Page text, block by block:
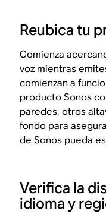
Reubica tu
Comienza
voz mientras
comienzan a
producto Sonos
paredes, otros
fondo para
de Sonos pueda
Verifica la
idioma y